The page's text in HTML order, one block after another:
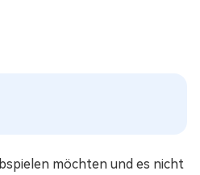
möchten und es nicht